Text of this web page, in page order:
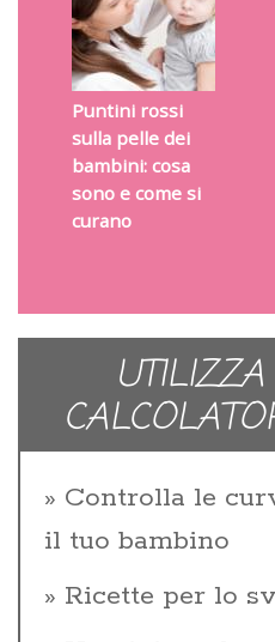
Puntini rossi
sulla pelle dei
bambini: cosa
sono e come si
curano
Controlla le
il tuo bambino
Ricette per lo